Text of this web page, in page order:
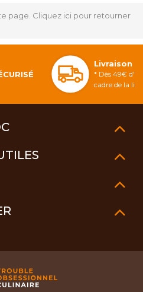
page. Cliquez ici pour retourner
Livraison
* Dès 49€
cadre de la